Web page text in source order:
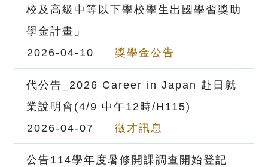
校及高級中等以下學校學生出國學習獎助
學金計畫」
獎學金公告
2026-04-10
代公告_2026 Career in Japan 赴日就
業說明會(4/9 中午12時/H115)
徵才訊息
2026-04-07
公告114學年度暑修開課調查開始登記